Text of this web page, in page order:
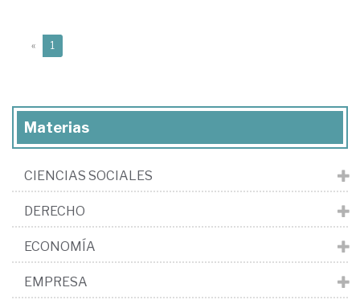
« 1
Materias
CIENCIAS SOCIALES
DERECHO
ECONOMÍA
EMPRESA